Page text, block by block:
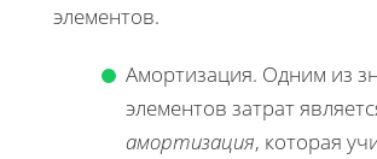
элементов.
Амортизация. Одним из
элементов затрат
амортизация, которая